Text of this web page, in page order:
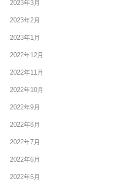
2023年3月
2023年2月
2023年1月
2022年12月
2022年11月
2022年10月
2022年9月
2022年8月
2022年7月
2022年6月
2022年5月